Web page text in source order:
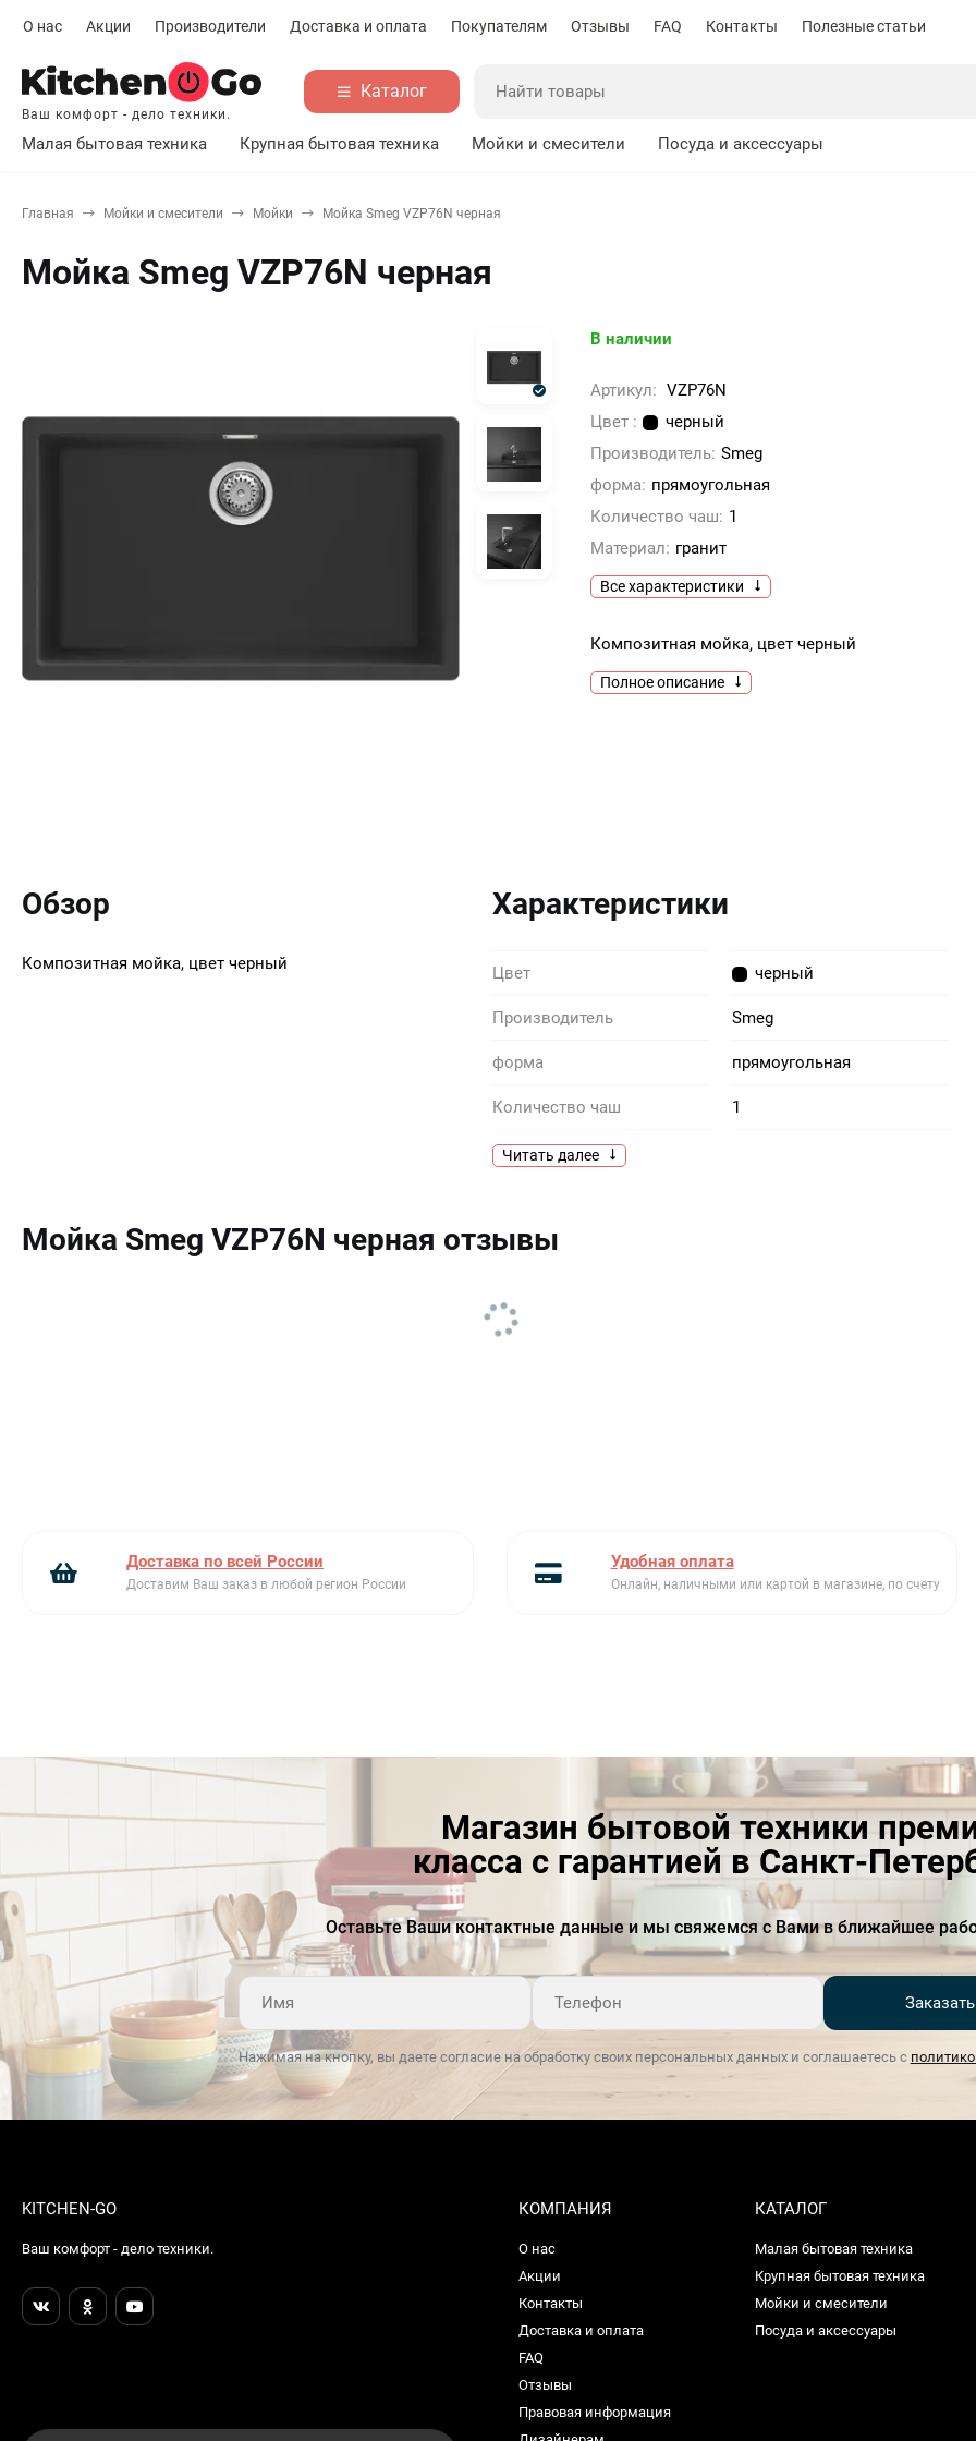
О нас Акции Производители Доставка и оплата Покупателям Отзывы FAQ Контакты Полезные статьи
Ваш комфорт - дело техники.
Каталог
Малая бытовая техника Крупная бытовая техника Мойки и смесители Посуда и аксессуары
Главная Мойки и смесители Мойки Мойка Smeg VZP76N черная
Мойка Smeg VZP76N черная
В наличии
Артикул: VZP76N
Цвет :
черный
Производитель: Smeg
форма: прямоугольная
Количество чаш: 1
Материал: гранит
Все характеристики
Композитная мойка, цвет черный
Полное описание
Обзор
Композитная мойка, цвет черный
Характеристики
Цвет черный
Производитель Smeg
форма прямоугольная
Количество чаш 1
Материал
Читать далее
Мойка Smeg VZP76N черная отзывы
Доставка по всей России
Доставим Ваш заказ в любой регион России
Удобная оплата
Онлайн, наличными или картой в магазине, по счету
Магазин бытовой техники
класса с гарантией в Санкт-
Оставьте Ваши контактные данные и мы свяжемся с Вами в ближайшее
Нажимая на кнопку, вы даете согласие на обработку своих персональных данных и соглашаетесь с
KITCHEN-GO
Ваш комфорт - дело техники.
КОМПАНИЯ
О нас
Акции
Контакты
Доставка и оплата
FAQ
Отзывы
Правовая информация
КАТАЛОГ
Малая бытовая техника
Крупная бытовая техника
Мойки и смесители
Посуда и аксессуары